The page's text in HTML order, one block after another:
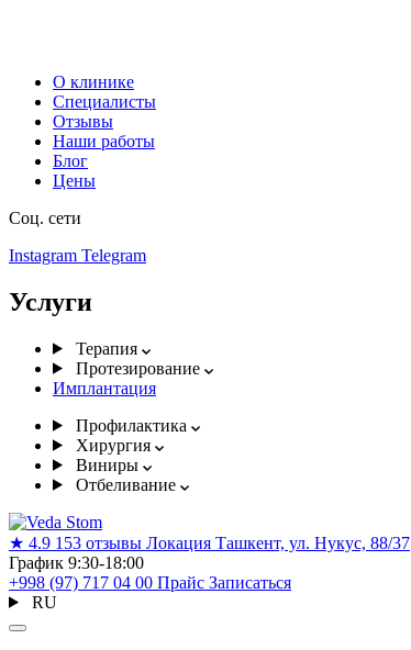
О клинике
Специалисты
Отзывы
Наши работы
Блог
Цены
Соц. сети
Instagram Telegram
Услуги
Терапия
Протезирование
Имплантация
Профилактика
Хирургия
Виниры
Отбеливание
★ 4.9 153 отзывы Локация Ташкент, ул. Нукус, 88/37
График 9:30-18:00
+998 (97) 717 04 00 Прайс Записаться
RU